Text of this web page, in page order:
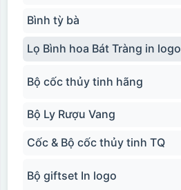
Bình tỳ bà
Lọ Bình hoa Bát Tràng in logo
Bộ cốc thủy tinh hãng
Bộ Ly Rượu Vang
Cốc & Bộ cốc thủy tinh TQ
Bộ giftset In logo